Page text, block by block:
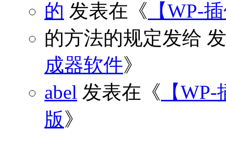
的 发表在《 【WP-
的方法的规定发给
成器软件》
abel 发表在《 【
版》